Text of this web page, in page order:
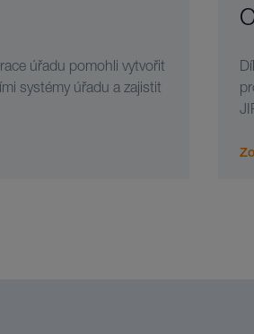
úřadu pomohli vytvořit
systémy úřadu a zajistit